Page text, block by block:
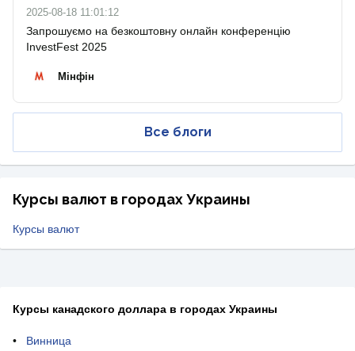
2025-08-18 11:01:12
Запрошуємо на безкоштовну онлайн конференцію
InvestFest 2025
Мінфін
Все блоги
Курсы валют в городах Украины
Курсы валют
Курсы канадского доллара в городах Украины
Винница